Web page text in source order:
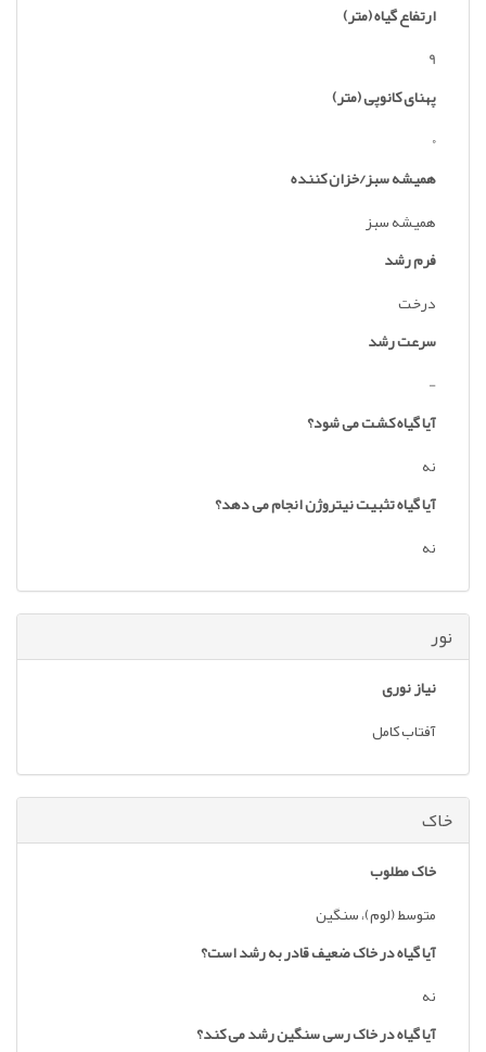
ارتفاع گیاه (متر)
9
پهنای کانوپی (متر)
0
همیشه سبز/خزان کننده
همیشه سبز
فرم رشد
درخت
سرعت رشد
-
آیا گیاه کشت می شود؟
نه
آیا گیاه تثبیت نیتروژن انجام می دهد؟
نه
نور
نیاز نوری
آفتاب کامل
خاک
خاک مطلوب
متوسط (لوم)، سنگین
آیا گیاه در خاک ضعیف قادر به رشد است؟
نه
آیا گیاه در خاک رسی سنگین رشد می کند؟